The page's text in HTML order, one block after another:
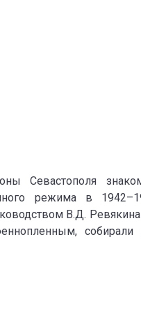
Севастополя
режима в
В.Д.
собирали